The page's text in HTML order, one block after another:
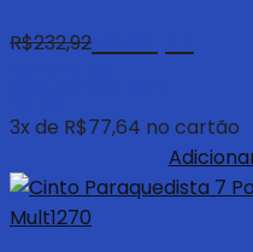
3x de R$77,64 no cartão
R$232,92